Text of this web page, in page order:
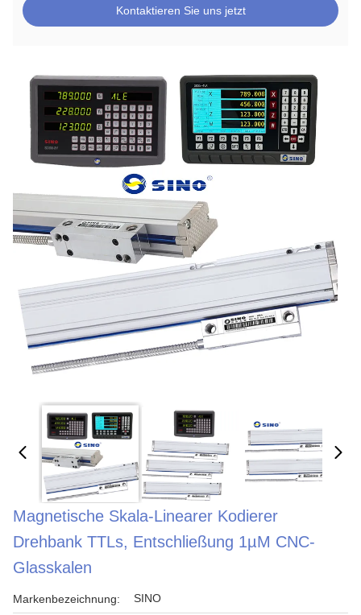
Kontaktieren Sie uns jetzt
Magnetische Skala-Linearer Kodierer
Drehbank TTLs, Entschließung 1µM CNC-
Glasskalen
Markenbezeichnung: SINO